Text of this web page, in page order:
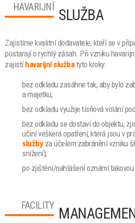
HAVARIJNÍ SLUŽBA
Zajistíme kvalitní dodavatele, kteří se v
postarají o rychlý zásah. Při vzniku
zajistí havarijní službatyto kroky:
bez odkladu zasáhne tak, aby bylo
a majetku;
bez odkladu využije tísňová volání
bez odkladu se dostaví do objektu,
učiní veškerá opatření, která jsou v
službyza účelem zabránění vzniku
snížení);
po zjištění/nahlášení oznámí
FACILITY